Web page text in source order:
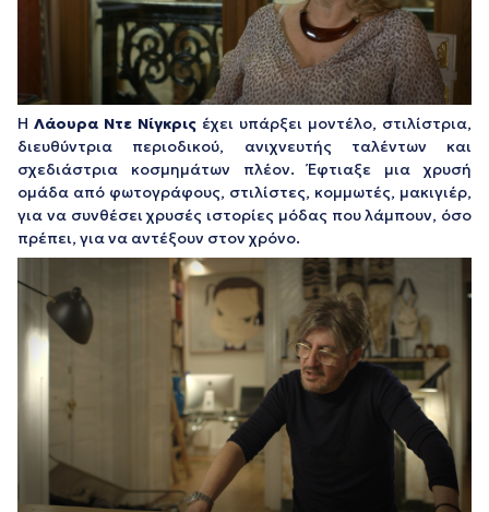
Η Λάουρα Ντε Νίγκρις έχει υπάρξει μοντέλο, στιλίστρια,
διευθύντρια περιοδικού, ανιχνευτής ταλέντων και
σχεδιάστρια κοσμημάτων πλέον. Έφτιαξε μια χρυσή
ομάδα από φωτογράφους, στιλίστες, κομμωτές, μακιγιέρ,
για να συνθέσει χρυσές ιστορίες μόδας που λάμπουν, όσο
πρέπει, για να αντέξουν στον χρόνο.